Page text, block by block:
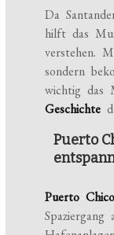
Da
hilft das
verstehen.
sondern
wichtig das
Geschichte
Puerto
Puerto Chico
Spaziergang